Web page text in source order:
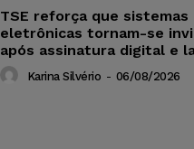
TSE reforça que sistemas
eletrônicas tornam-se
após assinatura digital e
Karina Silvério - 06/08/2026